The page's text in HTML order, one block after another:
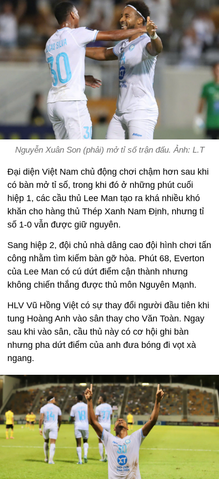
Nguyễn Xuân Son (phải) mở tỉ số trận đấu. Ảnh: L.T
Đại diện Việt Nam chủ động chơi chậm hơn sau khi
có bàn mở tỉ số, trong khi đó ở những phút cuối
hiệp 1, các cầu thủ Lee Man tạo ra khá nhiều khó
khăn cho hàng thủ Thép Xanh Nam Định, nhưng tỉ
số 1-0 vẫn được giữ nguyên.
Sang hiệp 2, đội chủ nhà dâng cao đội hình chơi tấn
công nhằm tìm kiếm bàn gỡ hòa. Phút 68, Everton
của Lee Man có cú dứt điểm cận thành nhưng
không chiến thắng được thủ môn Nguyên Mạnh.
HLV Vũ Hồng Việt có sự thay đổi người đầu tiên khi
tung Hoàng Anh vào sân thay cho Văn Toàn. Ngay
sau khi vào sân, cầu thủ này có cơ hội ghi bàn
nhưng pha dứt điểm của anh đưa bóng đi vọt xà
ngang.